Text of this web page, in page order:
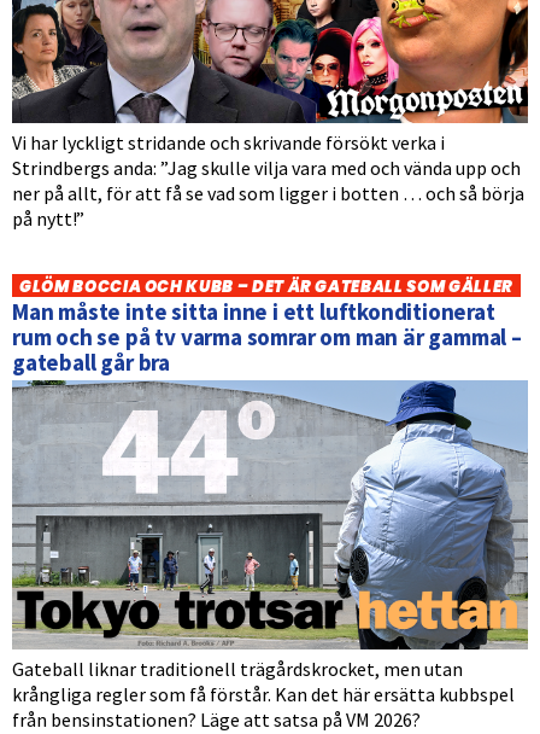
Vi har lyckligt stridande och skrivande försökt verka i
Strindbergs anda: ”Jag skulle vilja vara med och vända upp och
ner på allt, för att få se vad som ligger i botten … och så börja
på nytt!”
GLÖM BOCCIA OCH KUBB – DET ÄR GATEBALL SOM GÄLLER
Man måste inte sitta inne i ett luftkonditionerat
rum och se på tv varma somrar om man är gammal –
gateball går bra
Gateball liknar traditionell trägårdskrocket, men utan
krångliga regler som få förstår. Kan det här ersätta kubbspel
från bensinstationen? Läge att satsa på VM 2026?